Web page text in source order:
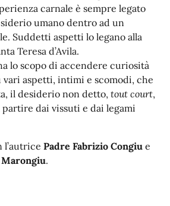
carnale è sempre legato
umano dentro ad un
Suddetti aspetti lo legano alla
Teresa d’Avila.
lo scopo di accendere curiosità
aspetti, intimi e scomodi, che
il desiderio non detto, tout court,
partire dai vissuti e dai legami
l’autrice Padre Fabrizio Congiu e
.